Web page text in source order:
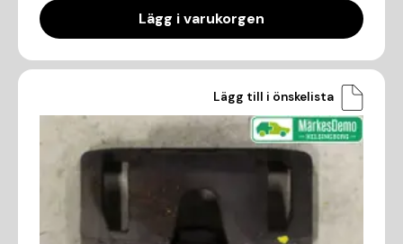
Lägg i varukorgen
Lägg till i önskelista